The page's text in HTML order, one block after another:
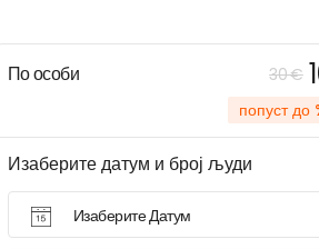
По особи 30 €
попуст до
Изаберите датум и број људи
Изаберите Датум